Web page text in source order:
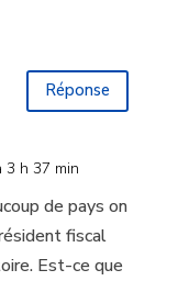
Réponse
3 h 37 min
de pays on
fiscal
Est-ce que